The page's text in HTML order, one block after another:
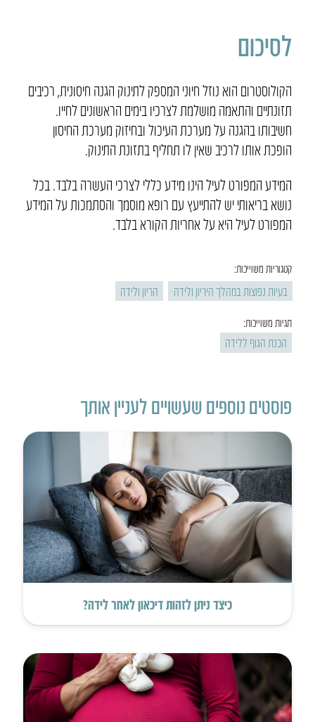
לסיכום
הקולוסטרום הוא נוזל חיוני המספק לתינוק הגנה חיסונית, רכיבים
תזונתיים והתאמה מושלמת לצרכיו בימים הראשונים לחייו.
חשיבותו בהגנה על מערכת העיכול ובחיזוק מערכת החיסון
הופכת אותו לרכיב שאין לו תחליף בתזונת התינוק.
המידע המפורט לעיל הינו מידע כללי לצרכי העשרה בלבד. בכל
נושא בריאותי יש להתייעץ עם רופא מוסמך והסתמכות על המידע
המפורט לעיל היא על אחריות הקורא בלבד.
קטגוריות משוייכות:
בעיות נפוצות במהלך היריון ולידה הריון ולידה
תגיות משוייכות:
הכנת הגוף ללידה
פוסטים נוספים שעשויים לעניין אותך
כיצד ניתן לזהות דיכאון לאחר לידה?